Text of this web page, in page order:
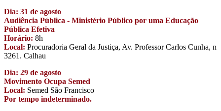
Dia: 31 de agosto
Audiência Pública - Ministério Público por uma Educação
Pública Efetiva
Horário: 8h
Local: Procuradoria Geral da Justiça, Av. Professor Carlos Cunha, n
3261. Calhau
Dia: 29 de agosto
Movimento Ocupa Semed
Local: Semed São Francisco
Por tempo indeterminado.